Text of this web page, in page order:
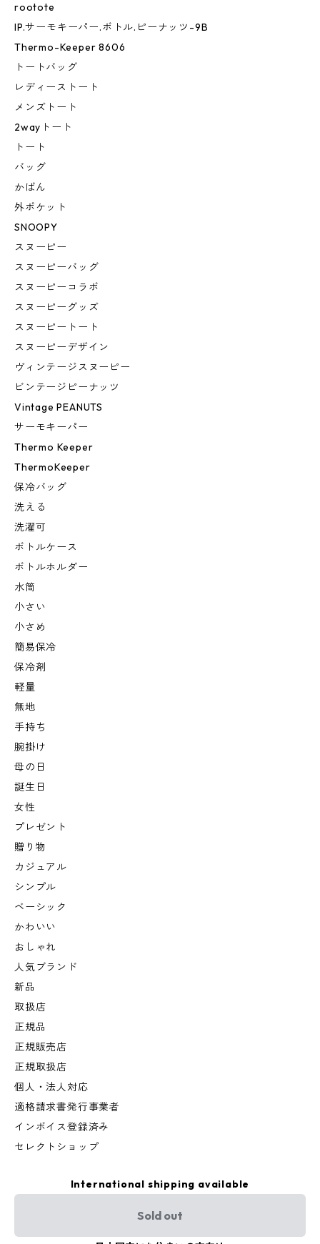
rootote
IP.サーモキーパー.ボトル.ピーナッツ-9B
Thermo-Keeper 8606
トートバッグ
レディーストート
メンズトート
2wayトート
トート
バッグ
かばん
外ポケット
SNOOPY
スヌーピー
スヌーピーバッグ
スヌーピーコラボ
スヌーピーグッズ
スヌーピートート
スヌーピーデザイン
ヴィンテージスヌーピー
ビンテージピーナッツ
Vintage PEANUTS
サーモキーパー
Thermo Keeper
ThermoKeeper
保冷バッグ
洗える
洗濯可
ボトルケース
ボトルホルダー
水筒
小さい
小さめ
簡易保冷
保冷剤
軽量
無地
手持ち
腕掛け
母の日
誕生日
女性
プレゼント
贈り物
カジュアル
シンプル
ベーシック
かわいい
おしゃれ
人気ブランド
新品
取扱店
正規品
正規販売店
正規取扱店
個人・法人対応
適格請求書発行事業者
インボイス登録済み
セレクトショップ
International shipping available
Sold out